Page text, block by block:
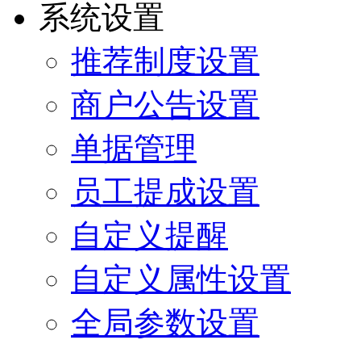
系统设置
推荐制度设置
商户公告设置
单据管理
员工提成设置
自定义提醒
自定义属性设置
全局参数设置